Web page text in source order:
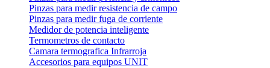
Pinzas para medir resistencia de campo
Pinzas para medir fuga de corriente
Medidor de potencia inteligente
Termometros de contacto
Camara termografica Infrarroja
Accesorios para equipos UNIT